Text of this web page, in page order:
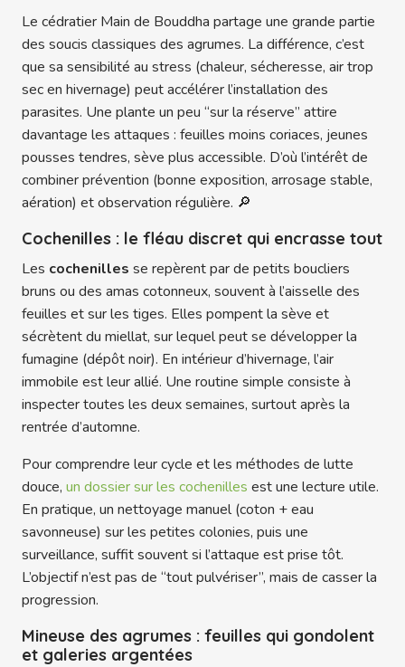
Le cédratier Main de Bouddha partage une grande partie
des soucis classiques des agrumes. La différence, c’est
que sa sensibilité au stress (chaleur, sécheresse, air trop
sec en hivernage) peut accélérer l’installation des
parasites. Une plante un peu “sur la réserve” attire
davantage les attaques : feuilles moins coriaces, jeunes
pousses tendres, sève plus accessible. D’où l’intérêt de
combiner prévention (bonne exposition, arrosage stable,
aération) et observation régulière. 🔎
Cochenilles : le fléau discret qui encrasse tout
Les cochenilles se repèrent par de petits boucliers
bruns ou des amas cotonneux, souvent à l’aisselle des
feuilles et sur les tiges. Elles pompent la sève et
sécrètent du miellat, sur lequel peut se développer la
fumagine (dépôt noir). En intérieur d’hivernage, l’air
immobile est leur allié. Une routine simple consiste à
inspecter toutes les deux semaines, surtout après la
rentrée d’automne.
Pour comprendre leur cycle et les méthodes de lutte
douce, un dossier sur les cochenilles est une lecture utile.
En pratique, un nettoyage manuel (coton + eau
savonneuse) sur les petites colonies, puis une
surveillance, suffit souvent si l’attaque est prise tôt.
L’objectif n’est pas de “tout pulvériser”, mais de casser la
progression.
Mineuse des agrumes : feuilles qui gondolent
et galeries argentées